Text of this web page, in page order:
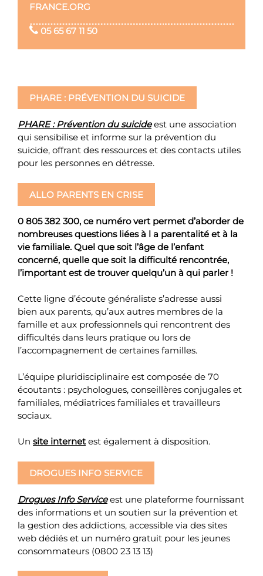
FRANCE.ORG
05 65 67 11 50
PHARE : PRÉVENTION DU SUICIDE
PHARE : Prévention du suicideest une association
qui sensibilise et informe sur la prévention du
suicide, offrant des ressources et des contacts utiles
pour les personnes en détresse.
ALLO PARENTS EN CRISE
0 805 382 300, ce numéro vert permet d’aborder de
nombreuses questions liées à l a parentalité et à la
vie familiale. Quel que soit l’âge de l’enfant
concerné, quelle que soit la difficulté rencontrée,
l’important est de trouver quelqu’un à qui parler !
Cette ligne d’écoute généraliste s’adresse aussi
bien aux parents, qu’aux autres membres de la
famille et aux professionnels qui rencontrent des
difficultés dans leurs pratique ou lors de
l’accompagnement de certaines familles.
L’équipe pluridisciplinaire est composée de 70
écoutants : psychologues, conseillères conjugales et
familiales, médiatrices familiales et travailleurs
sociaux.
Un site internetest également à disposition.
DROGUES INFO SERVICE
Drogues Info Serviceest une plateforme fournissant
des informations et un soutien sur la prévention et
la gestion des addictions, accessible via des sites
web dédiés et un numéro gratuit pour les jeunes
consommateurs (0800 23 13 13)